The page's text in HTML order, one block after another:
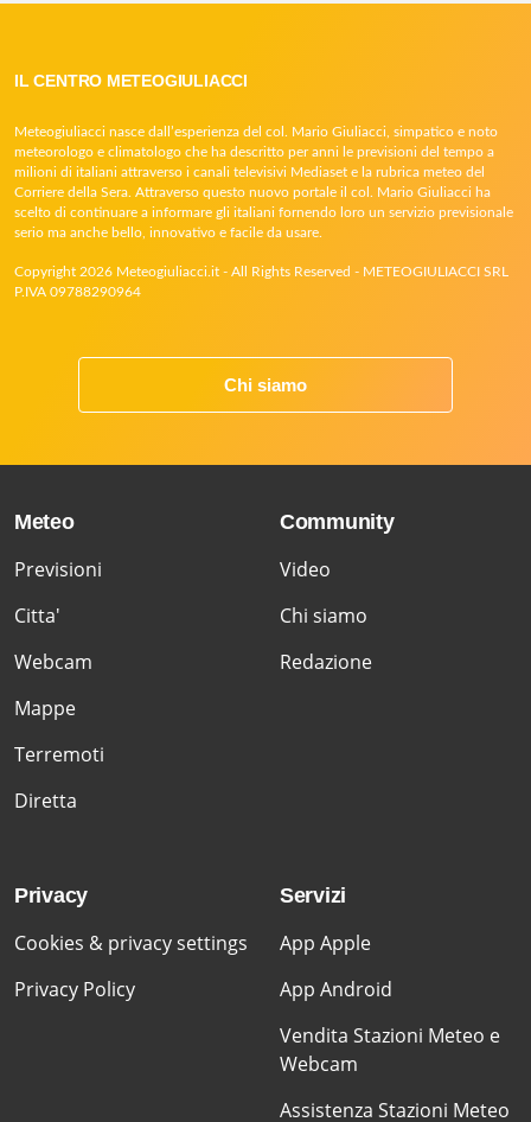
IL CENTRO METEOGIULIACCI
Meteogiuliacci nasce dall’esperienza del col. Mario Giuliacci, simpatico e noto
meteorologo e climatologo che ha descritto per anni le previsioni del tempo a
milioni di italiani attraverso i canali televisivi Mediaset e la rubrica meteo del
Corriere della Sera. Attraverso questo nuovo portale il col. Mario Giuliacci ha
scelto di continuare a informare gli italiani fornendo loro un servizio previsionale
serio ma anche bello, innovativo e facile da usare.
Copyright 2026 Meteogiuliacci.it - All Rights Reserved - METEOGIULIACCI SRL
P.IVA 09788290964
Chi siamo
Meteo
Previsioni
Citta'
Webcam
Mappe
Terremoti
Diretta
Community
Video
Chi siamo
Redazione
Privacy
Cookies & privacy settings
Privacy Policy
Servizi
App Apple
App Android
Vendita Stazioni Meteo e
Webcam
Assistenza Stazioni Meteo